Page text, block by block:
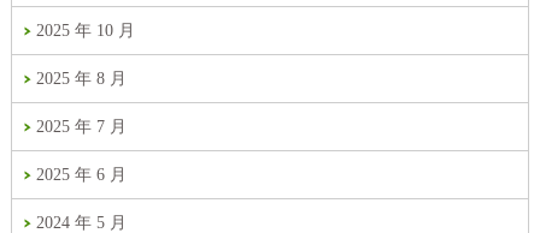
2025 年 10 月
2025 年 8 月
2025 年 7 月
2025 年 6 月
2024 年 5 月